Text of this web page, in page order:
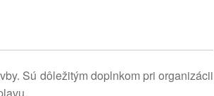
Sú dôležitým doplnkom pri organizácii